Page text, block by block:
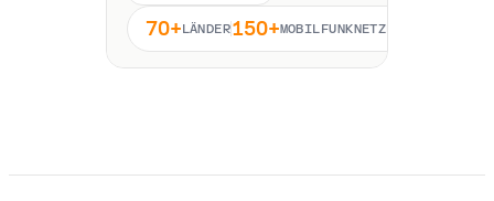
70+LÄNDER150+MOBILFUNKNETZE